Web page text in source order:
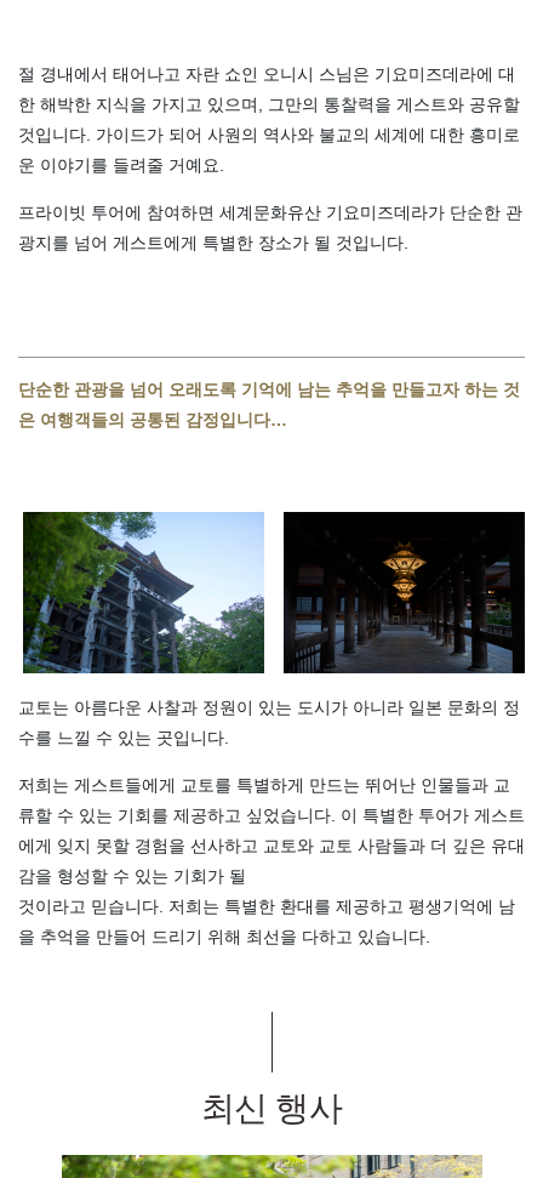
절 경내에서 태어나고 자란 쇼인 오니시 스님은 기요미즈데라에 대
한 해박한 지식을 가지고 있으며, 그만의 통찰력을 게스트와 공유할
것입니다. 가이드가 되어 사원의 역사와 불교의 세계에 대한 흥미로
운 이야기를 들려줄 거예요.
프라이빗 투어에 참여하면 세계문화유산 기요미즈데라가 단순한 관
광지를 넘어 게스트에게 특별한 장소가 될 것입니다.
단순한 관광을 넘어 오래도록 기억에 남는 추억을 만들고자 하는 것
은 여행객들의 공통된 감정입니다…
교토는 아름다운 사찰과 정원이 있는 도시가 아니라 일본 문화의 정
수를 느낄 수 있는 곳입니다.
저희는 게스트들에게 교토를 특별하게 만드는 뛰어난 인물들과 교
류할 수 있는 기회를 제공하고 싶었습니다. 이 특별한 투어가 게스트
에게 잊지 못할 경험을 선사하고 교토와 교토 사람들과 더 깊은 유대
감을 형성할 수 있는 기회가 될
것이라고 믿습니다. 저희는 특별한 환대를 제공하고 평생기억에 남
을 추억을 만들어 드리기 위해 최선을 다하고 있습니다.
최신 행사